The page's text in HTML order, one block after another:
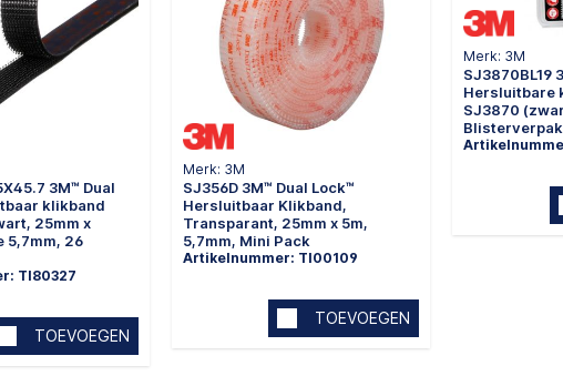
3M™ Dual
klikband
25mm x
5,7mm, 26
TI80327
TOEVOEGEN
Merk: 3M
SJ356D 3M™ Dual Lock™
Hersluitbaar Klikband,
Transparant, 25mm x 5m,
5,7mm, Mini Pack
Artikelnummer: TI00109
TOEVOEGEN
Merk: 3M
SJ3870BL19
Hersluitbare
SJ3870